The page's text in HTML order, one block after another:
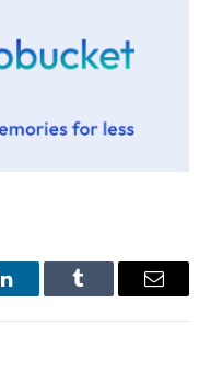
LinkedInTumblr Имэйл